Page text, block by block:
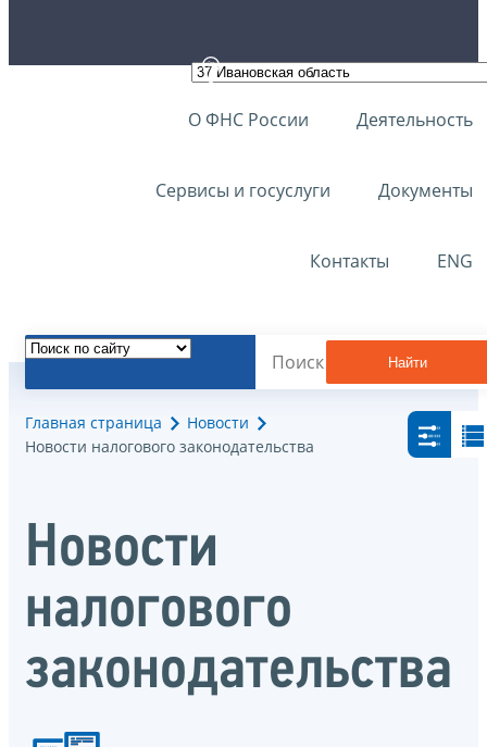
О ФНС России Деятельность
Сервисы и госуслуги Документы
Контакты ENG
Найти
Главная страница
Новости
Новости налогового законодательства
Новости
налогового
законодательства